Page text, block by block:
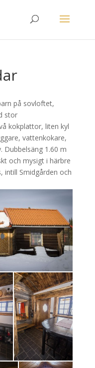
på sovloftet,
stor
kokplattor, liten kyl
vattenkokare,
Dubbelsäng 1.60 m
och mysigt i härbre
intill Smidgården och